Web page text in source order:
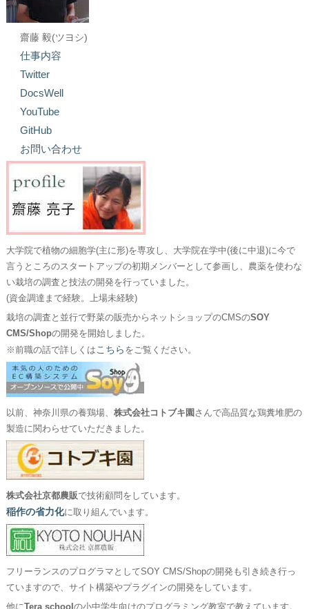
齋藤 毅(ツヨシ)
仕事内容
Twitter
DocsWell
YouTube
GitHub
お問い合わせ
大学院で植物の細胞学(主に形)を専攻し、大学院在学中(後に中退)に今で
言うところのスタートアップの初期メンバーとして参画し、農薬を使わな
い栽培の調査と技法の開発を行っていました。
(資金調達まで経験。上場未経験)
栽培の調査と並行で野菜の販売からネットショップのCMSのSOY
CMS/Shopの開発を開始しました。
※前職の話で詳しくはこちら をご覧ください。
以前、神奈川県の養鶏場、 株式会社コトブキ園 さんで高品質な鶏糞堆肥の
製造に関わらせていただきました。
株式会社京都農販で技術顧問をしています。
稲作の省力化に取り組んでいます。
フリーランスのプログラマとしてSOY CMS/Shopの開発も引き続き行っ
ていますので、サイト構築やプラグインの開発をしています。